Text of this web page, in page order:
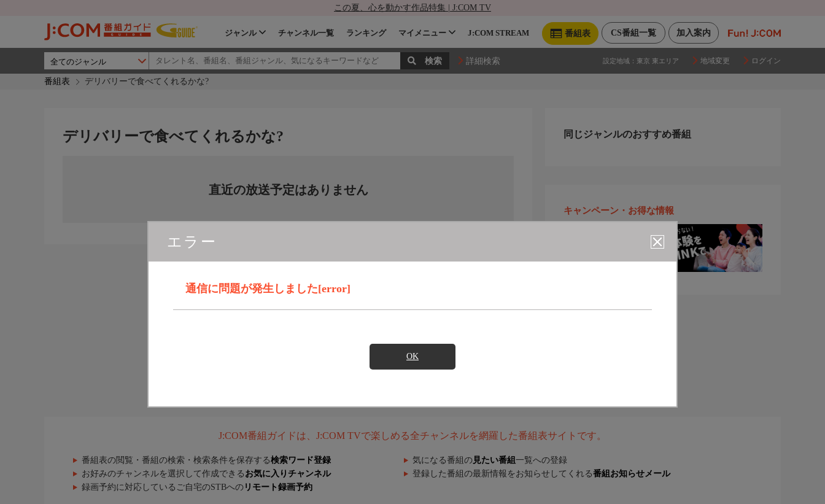
この夏、心を動かす作品特集 | J:COM TV
加入案内
CS番組一覧
番組表
ジャンル チャンネル一覧 ランキング マイメニュー J:COM STREAM
詳細検索 設定地域： 東京 東エリア 地域変更 ログイン
番組表 デリバリーで食べてくれるかな?
エラー
通信に問題が発生しました[error]
OK
デリバリーで食べてくれるかな?
直近の放送予定はありません
同じジャンルのおすすめ番組
キャンペーン・お得な情報
J:COM番組ガイドは、J:COM TVで楽しめる全チャンネルを網羅した番組表サイトです。
番組表の閲覧・番組の検索・検索条件を保存する検索ワード登録 気になる番組の 見たい番組 一覧への登録
お好みのチャンネルを選択して作成できる お気に入りチャンネル 登録した番組の最新情報をお知らせしてくれる番組お知らせメール
録画予約に対応しているご自宅のSTBへの リモート録画予約